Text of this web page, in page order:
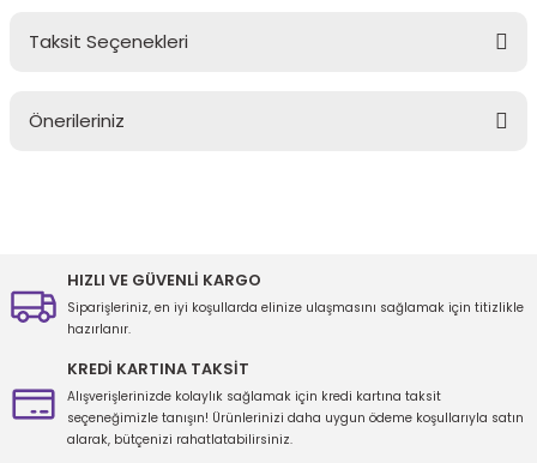
Taksit Seçenekleri
Önerileriniz
Ürün resmi kalitesiz, bozuk veya görüntülenemiyor.
Ürün bilgilerinde hatalar bulunuyor.
Ürün fiyatı diğer sitelerden daha pahalı.
HIZLI VE GÜVENLİ KARGO
Siparişleriniz, en iyi koşullarda elinize ulaşmasını sağlamak için titizlikle
hazırlanır.
KREDİ KARTINA TAKSİT
Alışverişlerinizde kolaylık sağlamak için kredi kartına taksit
seçeneğimizle tanışın! Ürünlerinizi daha uygun ödeme koşullarıyla satın
alarak, bütçenizi rahatlatabilirsiniz.